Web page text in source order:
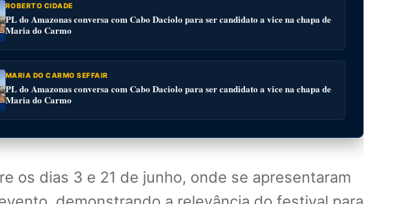
ROBERTO CIDADE
PL do Amazonas conversa com Cabo Daciolo para ser candidato a vice na chapa de
Maria do Carmo
MARIA DO CARMO SEFFAIR
PL do Amazonas conversa com Cabo Daciolo para ser candidato a vice na chapa de
Maria do Carmo
os dias 3 e 21 de junho, onde se apresentaram